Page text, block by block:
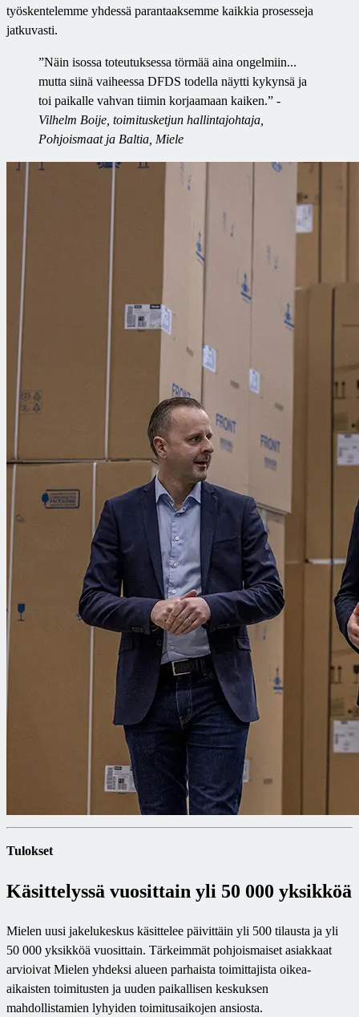
työskentelemme yhdessä parantaaksemme kaikkia prosesseja
jatkuvasti.
”Näin isossa toteutuksessa törmää aina ongelmiin...
mutta siinä vaiheessa DFDS todella näytti kykynsä ja
toi paikalle vahvan tiimin korjaamaan kaiken.” -
Vilhelm Boije, toimitusketjun hallintajohtaja,
Pohjoismaat ja Baltia, Miele
Tulokset
Käsittelyssä vuosittain yli 50 000 yksikköä
Mielen uusi jakelukeskus käsittelee päivittäin yli 500 tilausta ja yli
50 000 yksikköä vuosittain. Tärkeimmät pohjoismaiset asiakkaat
arvioivat Mielen yhdeksi alueen parhaista toimittajista oikea-
aikaisten toimitusten ja uuden paikallisen keskuksen
mahdollistamien lyhyiden toimitusaikojen ansiosta.